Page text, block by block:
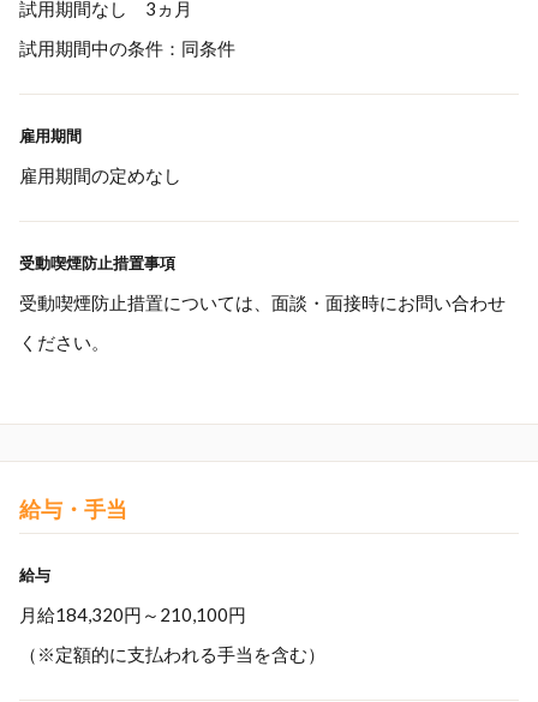
試用期間なし 3ヵ月
試用期間中の条件：同条件
雇用期間
雇用期間の定めなし
受動喫煙防止措置事項
受動喫煙防止措置については、面談・面接時にお問い合わせ
ください。
給与・手当
給与
月給184,320円～210,100円
（※定額的に支払われる手当を含む）